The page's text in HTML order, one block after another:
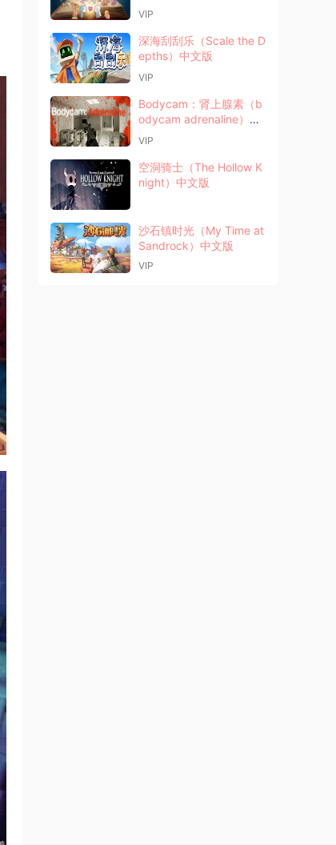
VIP
深海刮刮乐（Scale the D
epths）中文版
VIP
Bodycam：肾上腺素（b
odycam adrenaline）中
文版
VIP
空洞骑士（The Hollow K
night）中文版
沙石镇时光（My Time at
Sandrock）中文版
VIP